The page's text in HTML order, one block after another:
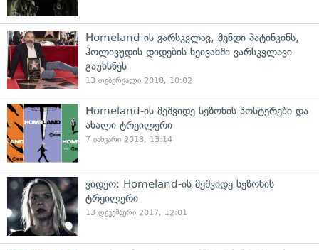
Homeland-ის ვარსკვლავ, მენდი პატინკინს,
ჰოლივუდის დიდების ხეივანში ვარსკვლავი
გაუხსნეს
13 თებერვალი 2018, 10:02
Homeland-ის მეშვიდე სეზონის პოსტერები და
ახალი ტრეილერი
7 იანვარი 2018, 13:14
ვიდეო: Homeland-ის მეშვიდე სეზონის
ტრეილერი
13 დეკემბერი 2017, 12:01